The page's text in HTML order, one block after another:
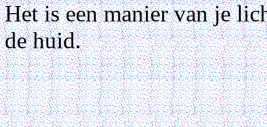
Het is een manier van je
de huid.